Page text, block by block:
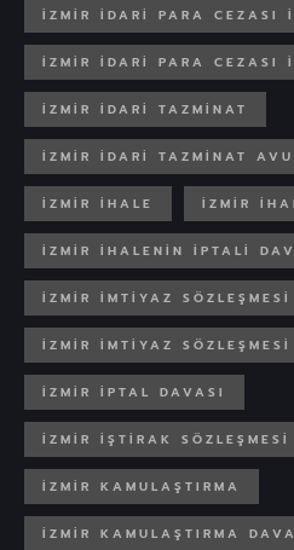
İZMIR IDARI PARA CEZASI
İZMIR IDARI PARA CEZASI
İZMIR IDARI TAZMINAT
İZMIR IDARI TAZMINAT
İZMIR İHALE İZMIR
İZMIR İHALENIN IPTALI
IZMIR IMTIYAZ SÖZLEŞMESI
IZMIR IMTIYAZ
İZMIR IPTAL DAVASI
İZMIR IŞTIRAK SÖZLEŞMESI
İZMIR KAMULAŞTIRMA
İZMIR KAMULAŞTIRMA